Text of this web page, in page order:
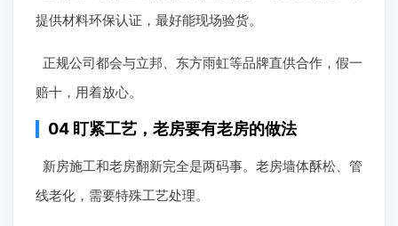
提供材料环保认证，最好能现场验货。
正规公司都会与立邦、东方雨虹等品牌直供合作，假一
赔十，用着放心。
04 盯紧工艺，老房要有老房的做法
新房施工和老房翻新完全是两码事。老房墙体酥松、管
线老化，需要特殊工艺处理。